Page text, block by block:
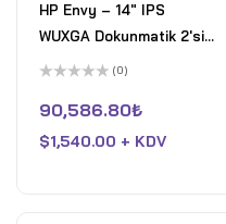
HP Envy – 14" IPS
WUXGA Dokunmatik 2'si 1
Arada Laptop Intel Core
Graphics 16GB LPDDR5
RAM 1TB Pcle 4 SSD Win
üzerinden
0
aldı
(0)
90,586.80₺
$1,540.00 + KDV